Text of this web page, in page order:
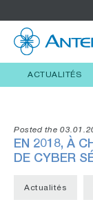
ACTUALITÉS
Posted the
EN 2018, À
DE CYBER
Actualités